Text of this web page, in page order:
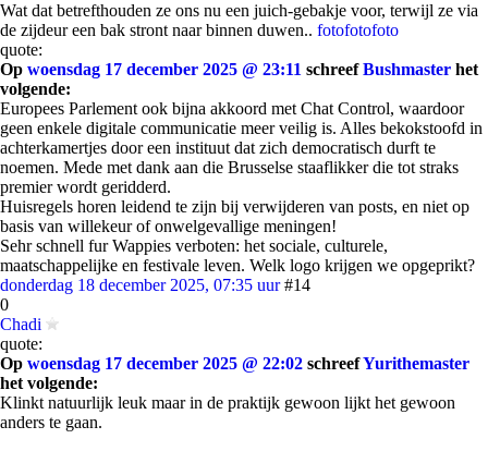
Wat dat betrefthouden ze ons nu een juich-gebakje voor, terwijl ze via
de zijdeur een bak stront naar binnen duwen.. fotofotofoto
quote:
Op woensdag 17 december 2025 @ 23:11 schreefBushmaster het
volgende:
Europees Parlement ook bijna akkoord met Chat Control, waardoor
geen enkele digitale communicatie meer veilig is. Alles bekokstoofd in
achterkamertjes door een instituut dat zich democratisch durft te
noemen. Mede met dank aan die Brusselse staaflikker die tot straks
premier wordt geridderd.
Huisregels horen leidend te zijn bij verwijderen van posts, en niet op
basis van willekeur of onwelgevallige meningen!
Sehr schnell fur Wappies verboten: het sociale, culturele,
maatschappelijke en festivale leven. Welk logo krijgen we opgeprikt?
donderdag 18 december 2025, 07:35 uur #14
0
Chadi
quote:
Op woensdag 17 december 2025 @ 22:02 schreefYurithemaster
het volgende:
Klinkt natuurlijk leuk maar in de praktijk gewoon lijkt het gewoon
anders te gaan.